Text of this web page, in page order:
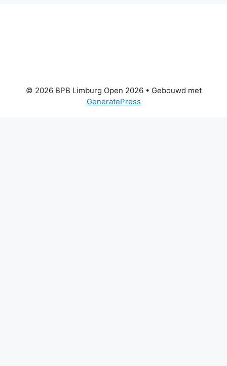
© 2026 BPB Limburg Open 2026• Gebouwd met
GeneratePress